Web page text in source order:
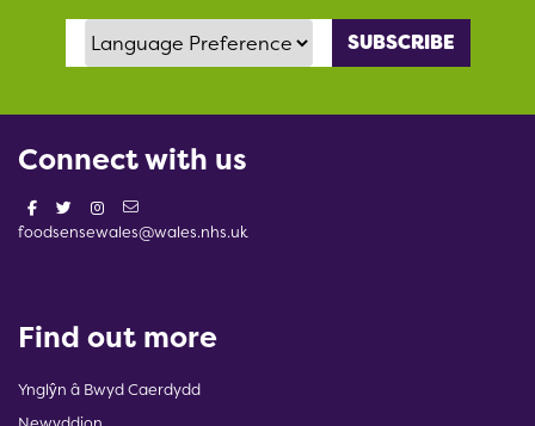
Language Preference
Connect with us
foodsensewales@wales.nhs.uk
Find out more
Ynglŷn â Bwyd Caerdydd